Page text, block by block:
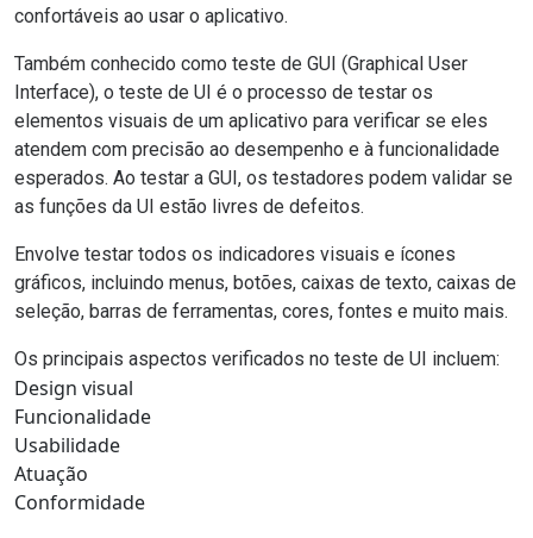
confortáveis ​​ao usar o aplicativo.
Também conhecido como teste de GUI (Graphical User
Interface), o teste de UI é o processo de testar os
elementos visuais de um aplicativo para verificar se eles
atendem com precisão ao desempenho e à funcionalidade
esperados. Ao testar a GUI, os testadores podem validar se
as funções da UI estão livres de defeitos.
Envolve testar todos os indicadores visuais e ícones
gráficos, incluindo menus, botões, caixas de texto, caixas de
seleção, barras de ferramentas, cores, fontes e muito mais.
Os principais aspectos verificados no teste de UI incluem:
Design visual
Funcionalidade
Usabilidade
Atuação
Conformidade